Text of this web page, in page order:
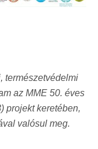
természetvédelmi
az MME 50. éves
projekt keretében,
valósul meg.